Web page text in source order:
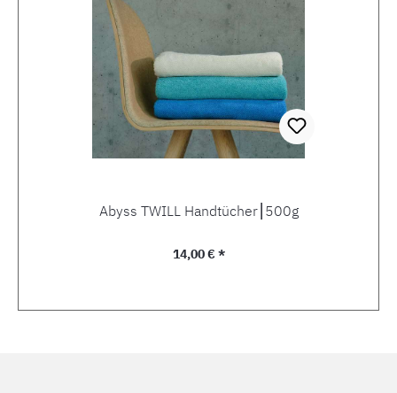
Abyss TWILL Handtücher⎮500g
Regulärer Preis:
14,00 € *